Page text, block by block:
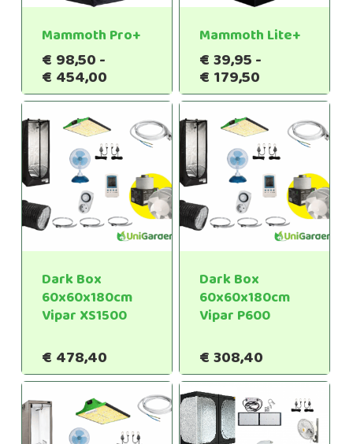
Mammoth Pro+
€ 98,50-
€ 454,00Prijsklasse:
€98,50
€454,00
Mammoth Lite+
€39,95-
€ 179,50
€39,95
€179,50
Dark Box
60x60x180cm
Vipar XS1500
€ 478,40
Dark Box
60x60x180cm
Vipar P600
€308,40